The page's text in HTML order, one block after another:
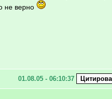
не верно
01.08.05 - 06:10:37